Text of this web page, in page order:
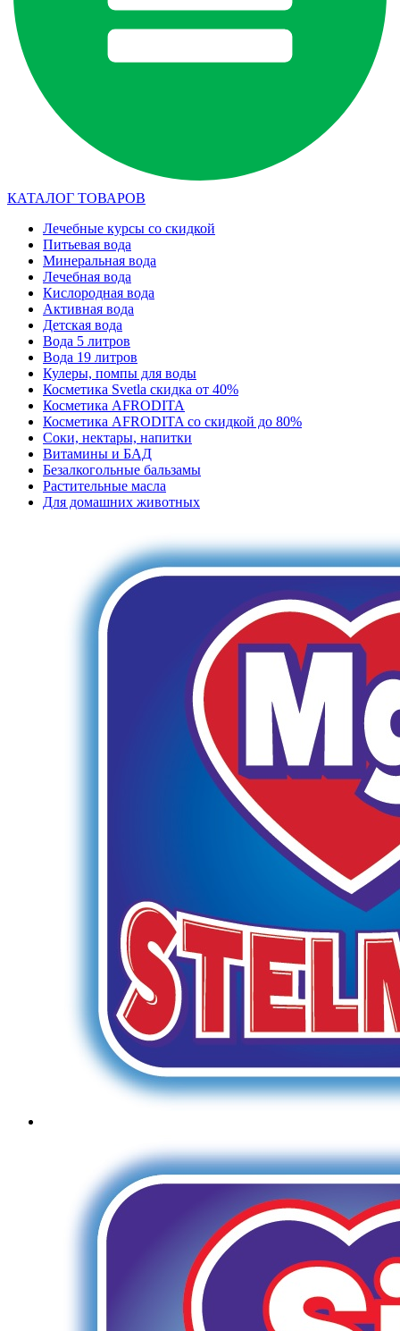
КАТАЛОГ ТОВАРОВ
Лечебные курсы со скидкой
Питьевая вода
Минеральная вода
Лечебная вода
Кислородная вода
Активная вода
Детская вода
Вода 5 литров
Вода 19 литров
Кулеры, помпы для воды
Косметика Svetla скидка от 40%
Косметика AFRODITA
Косметика AFRODITA со скидкой до 80%
Соки, нектары, напитки
Витамины и БАД
Безалкогольные бальзамы
Растительные масла
Для домашних животных